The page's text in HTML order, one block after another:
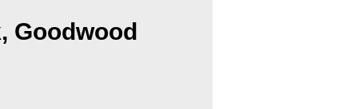
Goodwood